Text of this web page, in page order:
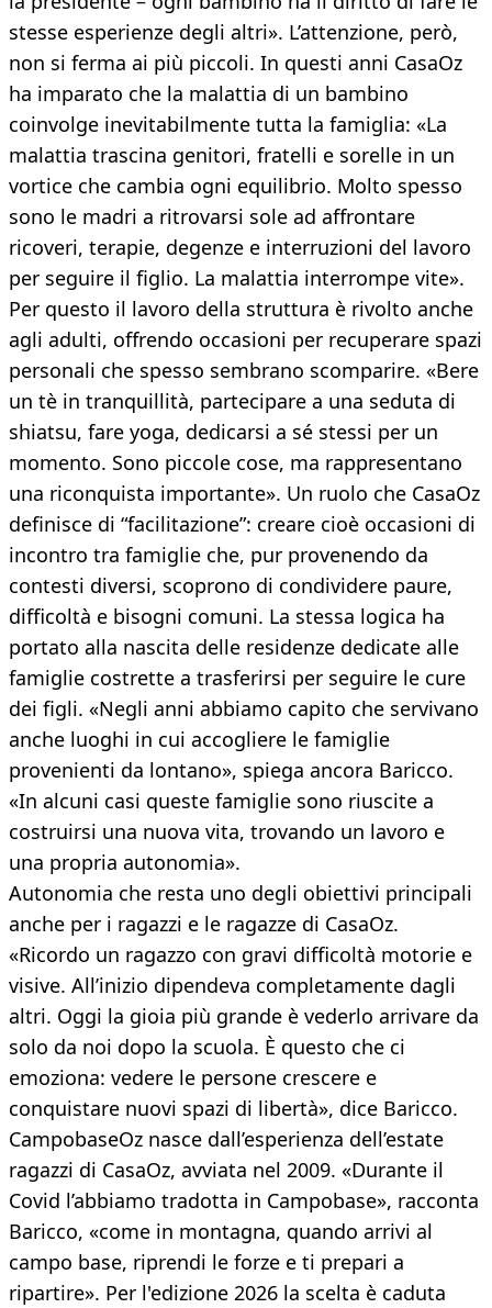
stesse esperienze degli altri». L’attenzione, però,
non si ferma ai più piccoli. In questi anni CasaOz
ha imparato che la malattia di un bambino
coinvolge inevitabilmente tutta la famiglia: «La
malattia trascina genitori, fratelli e sorelle in un
vortice che cambia ogni equilibrio. Molto spesso
sono le madri a ritrovarsi sole ad affrontare
ricoveri, terapie, degenze e interruzioni del lavoro
per seguire il figlio. La malattia interrompe vite».
Per questo il lavoro della struttura è rivolto anche
agli adulti, offrendo occasioni per recuperare spazi
personali che spesso sembrano scomparire. «Bere
un tè in tranquillità, partecipare a una seduta di
shiatsu, fare yoga, dedicarsi a sé stessi per un
momento. Sono piccole cose, ma rappresentano
una riconquista importante». Un ruolo che CasaOz
definisce di “facilitazione”: creare cioè occasioni di
incontro tra famiglie che, pur provenendo da
contesti diversi, scoprono di condividere paure,
difficoltà e bisogni comuni. La stessa logica ha
portato alla nascita delle residenze dedicate alle
famiglie costrette a trasferirsi per seguire le cure
dei figli. «Negli anni abbiamo capito che servivano
anche luoghi in cui accogliere le famiglie
provenienti da lontano», spiega ancora Baricco.
«In alcuni casi queste famiglie sono riuscite a
costruirsi una nuova vita, trovando un lavoro e
una propria autonomia».
Autonomia che resta uno degli obiettivi principali
anche per i ragazzi e le ragazze di CasaOz.
«Ricordo un ragazzo con gravi difficoltà motorie e
visive. All’inizio dipendeva completamente dagli
altri. Oggi la gioia più grande è vederlo arrivare da
solo da noi dopo la scuola. È questo che ci
emoziona: vedere le persone crescere e
conquistare nuovi spazi di libertà», dice Baricco.
CampobaseOz nasce dall’esperienza dell’estate
ragazzi di CasaOz, avviata nel 2009. «Durante il
Covid l’abbiamo tradotta in Campobase», racconta
Baricco, «come in montagna, quando arrivi al
campo base, riprendi le forze e ti prepari a
ripartire». Per l'edizione 2026 la scelta è caduta